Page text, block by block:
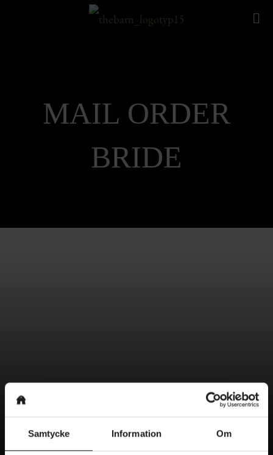
Samtycke Information Om
MAIL ORDER
BRIDE
How you can Meet And
Date Mexican Mail Buy
Brides